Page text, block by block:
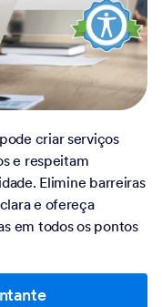
criar serviços
e respeitam
Elimine barreiras
e ofereça
em todos os pontos